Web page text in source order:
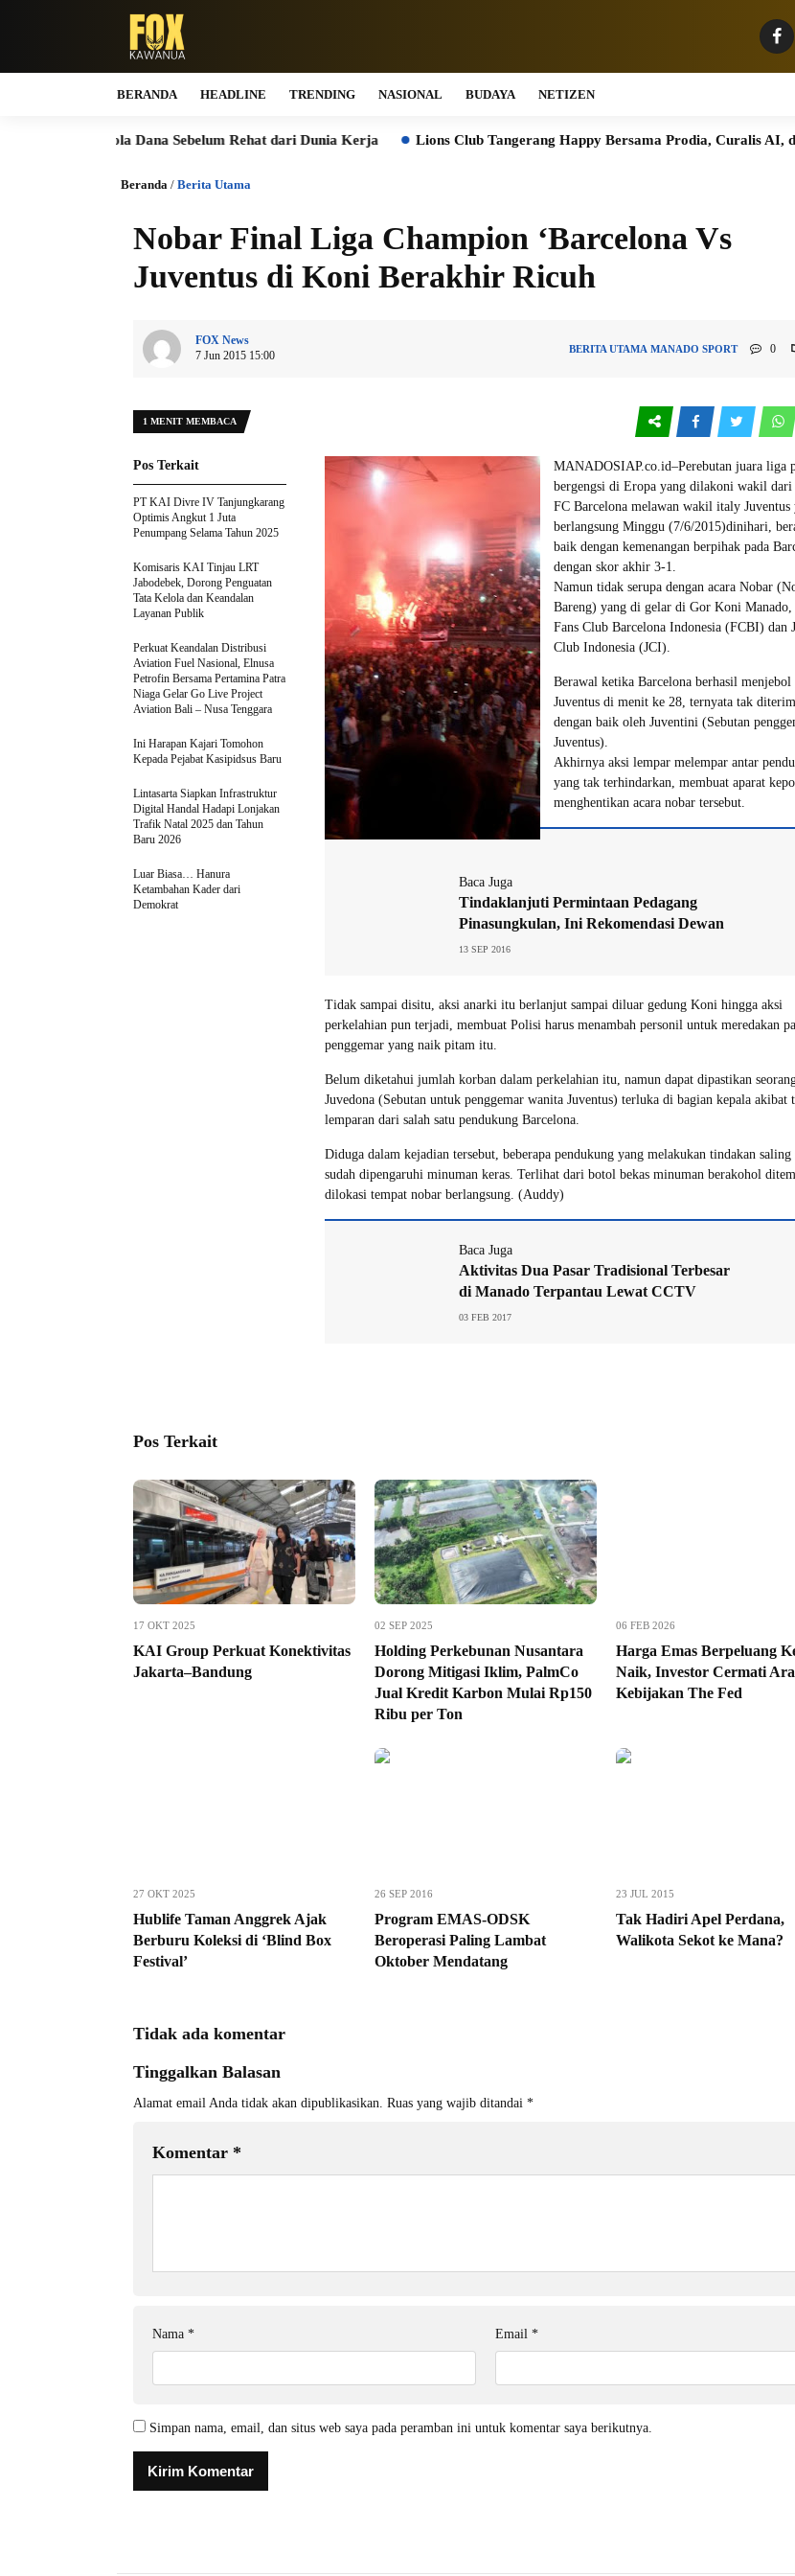
BERANDA HEADLINE TRENDING NASIONAL BUDAYA NETIZEN
Dana Sebelum Rehat dari Dunia Kerja Lions Club Tangerang Happy Bersama Prodia, Curalis AI, dan Klinik
Beranda / Berita Utama
Nobar Final Liga Champion ‘Barcelona Vs
Juventus di Koni Berakhir Ricuh
FOX News
7 Jun 2015 15:00
BERITA UTAMA MANADO SPORT 0
1 MENIT MEMBACA
MANADOSIAP.co.id–Perebutan juara liga
bergengsi di Eropa yang dilakoni wakil dari
FC Barcelona melawan wakil italy Juventus
berlangsung Minggu (7/6/2015)dinihari,
baik dengan kemenangan berpihak pada
dengan skor akhir 3-1.
Namun tidak serupa dengan acara Nobar
Bareng) yang di gelar di Gor Koni Manado,
Fans Club Barcelona Indonesia (FCBI) dan
Club Indonesia (JCI).
Berawal ketika Barcelona berhasil menjebol
Juventus di menit ke 28, ternyata tak
dengan baik oleh Juventini (Sebutan
Juventus).
Akhirnya aksi lempar melempar antar
yang tak terhindarkan, membuat aparat
menghentikan acara nobar tersebut.
Baca Juga
Tindaklanjuti Permintaan Pedagang
Pinasungkulan, Ini Rekomendasi Dewan
13 SEP 2016
Tidak sampai disitu, aksi anarki itu berlanjut sampai diluar gedung Koni hingga aksi
perkelahian pun terjadi, membuat Polisi harus menambah personil untuk meredakan
penggemar yang naik pitam itu.
Belum diketahui jumlah korban dalam perkelahian itu, namun dapat dipastikan
Juvedona (Sebutan untuk penggemar wanita Juventus) terluka di bagian kepala akibat
lemparan dari salah satu pendukung Barcelona.
Diduga dalam kejadian tersebut, beberapa pendukung yang melakukan tindakan saling
sudah dipengaruhi minuman keras. Terlihat dari botol bekas minuman berakohol
dilokasi tempat nobar berlangsung. (Auddy)
Baca Juga
Aktivitas Dua Pasar Tradisional Terbesar
di Manado Terpantau Lewat CCTV
03 FEB 2017
Pos Terkait
PT KAI Divre IV Tanjungkarang
Optimis Angkut 1 Juta
Penumpang Selama Tahun 2025
Komisaris KAI Tinjau LRT
Jabodebek, Dorong Penguatan
Tata Kelola dan Keandalan
Layanan Publik
Perkuat Keandalan Distribusi
Aviation Fuel Nasional, Elnusa
Petrofin Bersama Pertamina Patra
Niaga Gelar Go Live Project
Aviation Bali – Nusa Tenggara
Ini Harapan Kajari Tomohon
Kepada Pejabat Kasipidsus Baru
Lintasarta Siapkan Infrastruktur
Digital Handal Hadapi Lonjakan
Trafik Natal 2025 dan Tahun
Baru 2026
Luar Biasa… Hanura
Ketambahan Kader dari
Demokrat
Pos Terkait
17 OKT 2025
KAI Group Perkuat Konektivitas
Jakarta–Bandung
02 SEP 2025
Holding Perkebunan Nusantara
Dorong Mitigasi Iklim, PalmCo
Jual Kredit Karbon Mulai Rp150
Ribu per Ton
06 FEB 2026
Harga Emas Berpeluang
Naik, Investor Cermati
Kebijakan The Fed
27 OKT 2025
Hublife Taman Anggrek Ajak
Berburu Koleksi di ‘Blind Box
Festival’
26 SEP 2016
Program EMAS-ODSK
Beroperasi Paling Lambat
Oktober Mendatang
23 JUL 2015
Tak Hadiri Apel Perdana,
Walikota Sekot ke Mana?
Tidak ada komentar
Tinggalkan Balasan
Alamat email Anda tidak akan dipublikasikan. Ruas yang wajib ditandai *
Komentar *
Nama * Email *
Simpan nama, email, dan situs web saya pada peramban ini untuk komentar saya berikutnya.